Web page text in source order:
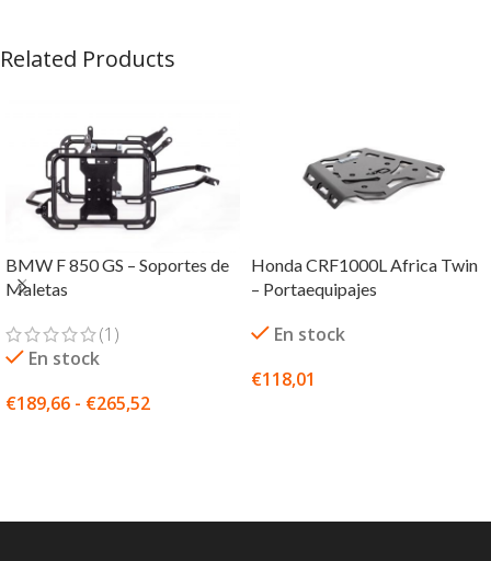
Related Products
BMW F 850 GS – Soportes de
Maletas
(1)
En stock
€189,66 - €265,52
Honda CRF1000L Africa Twin
– Portaequipajes
En stock
€118,01